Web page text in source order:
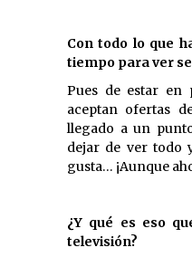
Con todo lo que
tiempo para ver
Pues de estar en
aceptan ofertas
llegado a un
dejar de ver todo
gusta… ¡Aunque
¿Y qué es eso
televisión?